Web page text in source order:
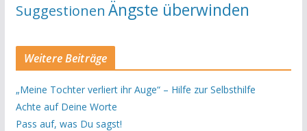
Suggestionen Ängste überwinden
Weitere Beiträge
„Meine Tochter verliert ihr Auge“ – Hilfe zur Selbsthilfe
Achte auf Deine Worte
Pass auf, was Du sagst!